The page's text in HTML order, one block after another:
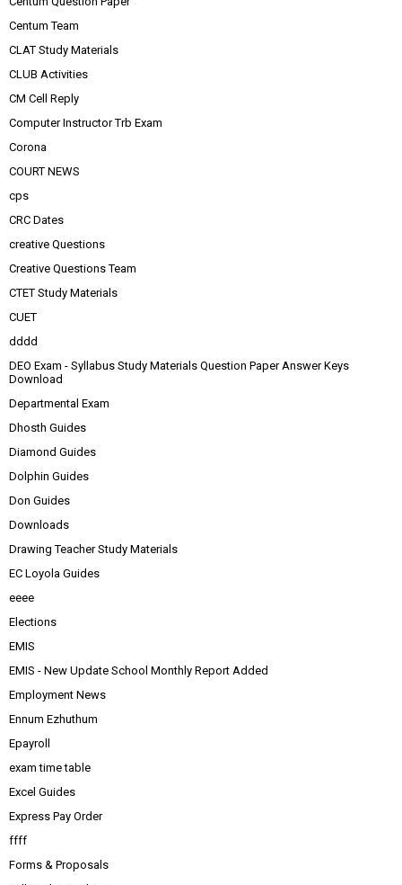
Centum Team
CLAT Study Materials
CLUB Activities
CM Cell Reply
Computer Instructor Trb Exam
Corona
COURT NEWS
cps
CRC Dates
creative Questions
Creative Questions Team
CTET Study Materials
CUET
dddd
DEO Exam - Syllabus Study Materials Question Paper Answer Keys
Download
Departmental Exam
Dhosth Guides
Diamond Guides
Dolphin Guides
Don Guides
Downloads
Drawing Teacher Study Materials
EC Loyola Guides
eeee
Elections
EMIS
EMIS - New Update School Monthly Report Added
Employment News
Ennum Ezhuthum
Epayroll
exam time table
Excel Guides
Express Pay Order
ffff
Forms & Proposals